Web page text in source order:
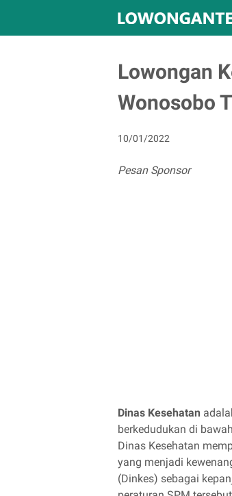
Lowongan
Wonosobo
10/01/2022
Pesan Sponsor
Dinas Kesehatan
berkedudukan di
Dinas Kesehatan
yang menjadi
(Dinkes) sebagai